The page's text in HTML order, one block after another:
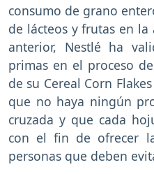
consumo de grano
de lácteos y frutas en
anterior, Nestlé ha
primas en el proceso
de su Cereal Corn
que no haya ningún
cruzada y que cada
con el fin de ofrecer
personas que deben